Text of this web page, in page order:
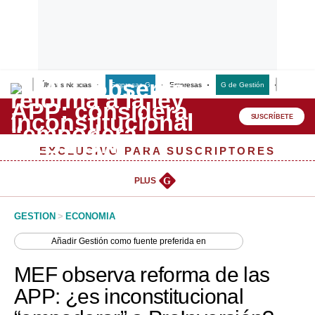
Últimas Noticias Empresas G Empresas G de Gestión
Lo último
Peru Quiosco
Management & Empleo
Perú
Política
SUSCRÍBETE
EXCLUSIVO PARA SUSCRIPTORES
PLUS G
GESTION > ECONOMIA
AñadirGestión como fuente preferida en
MEF observa reforma de las
APP: ¿es inconstitucional